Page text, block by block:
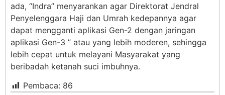
ada, “Indra” menyarankan agar Direktorat Jendral
Penyelenggara Haji dan Umrah kedepannya agar
dapat mengganti aplikasi Gen-2 dengan jaringan
aplikasi Gen-3 ” atau yang lebih moderen, sehingga
lebih cepat untuk melayani Masyarakat yang
beribadah ketanah suci imbuhnya.
Pembaca: 86